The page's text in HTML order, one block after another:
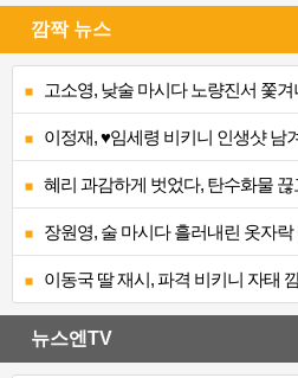
깜짝 뉴스
고소영, 낮술 마시다 노량진서 쫓겨
이정재, ♥임세령 비키니 인생샷
혜리 과감하게 벗었다, 탄수화물 끊
장원영, 술 마시다 흘러내린 옷자
이동국 딸 재시, 파격 비키니 자태
뉴스엔TV